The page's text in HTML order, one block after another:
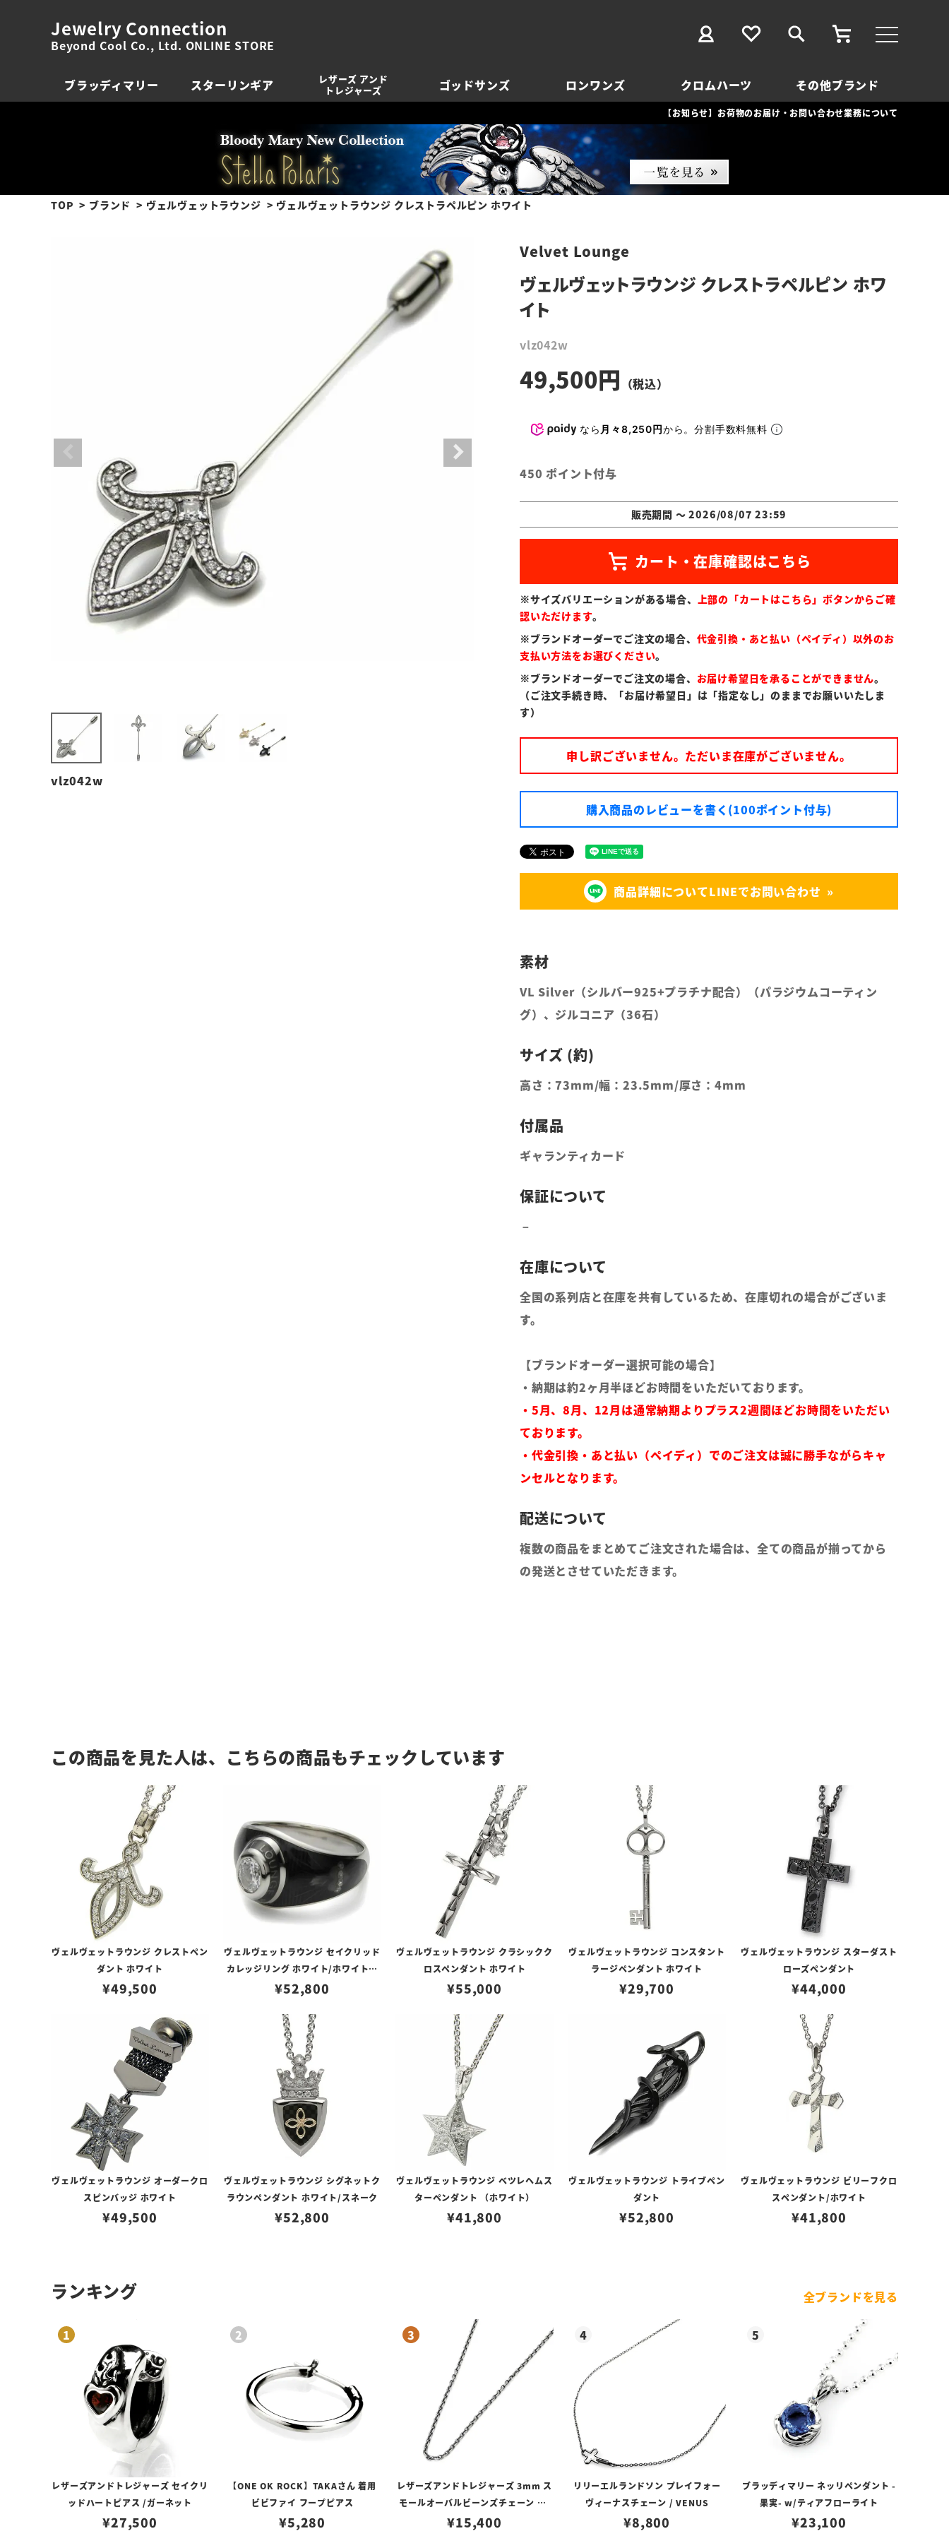
Jewelry Connection
Beyond Cool Co., Ltd. ONLINE STORE
ブラッディマリー スターリンギア
レザーズ アンド
トレジャーズ
ゴッドサンズ ロンワンズ クロムハーツ その他ブランド
【お知らせ】お荷物のお届け・お問い合わせ業務について
TOP ブランド ヴェルヴェットラウンジ ヴェルヴェットラウンジ クレストラペルピン ホワイト
vlz042w
Velvet Lounge
ヴェルヴェットラウンジ クレストラペルピン ホワ
イト
vlz042w
49,500
なら 月々8,250円から。分割手数料無料
450 ポイント付与
販売期間 〜 2026/08/07 23:59
※サイズバリエーションがある場合、
上部の「カートはこちら」ボタンからご確
認いただけます。
※ブランドオーダーでご注文の場合、 代金引換・あと払い（ペイディ）以外のお
支払い方法をお選びください。
※ブランドオーダーでご注文の場合、 お届け希望日を承ることができません。
（ご注文手続き時、「お届け希望日」は「指定なし」のままでお願いいたしま
す）
申し訳ございません。ただいま在庫がございません。
購入商品のレビューを書く(100ポイント付与)
商品詳細についてLINEでお問い合わせ
VL Silver（シルバー925+プラチナ配合）（パラジウムコーティン
グ）、ジルコニア（36石）
高さ：73mm/幅：23.5mm/厚さ：4mm
ギャランティカード
全国の系列店と在庫を共有しているため、在庫切れの場合がございま
す。
【ブランドオーダー選択可能の場合】
・納期は約2ヶ月半ほどお時間をいただいております。
・5月、8月、12月は通常納期よりプラス2週間ほどお時間をいただい
ております。
・代金引換・あと払い（ペイディ）でのご注文は誠に勝手ながらキャ
ンセルとなります。
複数の商品をまとめてご注文された場合は、全ての商品が揃ってから
の発送とさせていただきます。
この商品を見た人は、こちらの商品もチェックしています
ヴェルヴェットラウンジ クレストペン
ダント ホワイト
¥49,500
ヴェルヴェットラウンジ セイクリッド
カレッジリング ホワイト/ホワイトジ
ルコニア
¥52,800
ヴェルヴェットラウンジ クラシックク
ロスペンダント ホワイト
¥55,000
ヴェルヴェットラウンジ コンスタント
ラージペンダント ホワイト
¥29,700
ヴェルヴェットラウンジ スターダスト
ローズペンダント
¥44,000
ヴェルヴェットラウンジ オーダークロ
スピンバッジ ホワイト
¥49,500
ヴェルヴェットラウンジ シグネットク
ラウンペンダント ホワイト/スネーク
¥52,800
ヴェルヴェットラウンジ ベツレヘムス
ターペンダント （ホワイト）
¥41,800
ヴェルヴェットラウンジ トライブペン
ダント
¥52,800
ヴェルヴェットラウンジ ビリーフクロ
スペンダント/ホワイト
¥41,800
ランキング 全ブランドを見る
レザーズアンドトレジャーズ セイクリ
ッドハートピアス /ガーネット
¥27,500
【ONE OK ROCK】TAKAさん 着用
ビビファイ フープピアス
¥5,280
レザーズアンドトレジャーズ 3mm ス
モールオーバルビーンズチェーン w/
ロブスタークラスプ＆LTロゴプレート
¥15,400
リリーエルランドソン プレイフォー
ヴィーナスチェーン / VENUS
¥8,800
ブラッディマリー ネッリペンダント -
果実- w/ティアフローライト
¥23,100